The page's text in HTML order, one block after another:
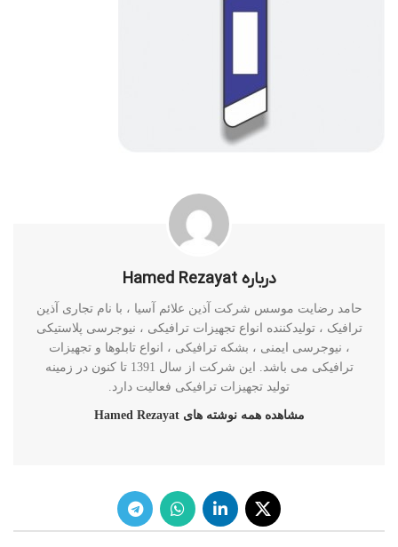
درباره Hamed Rezayat
حامد رضایت موسس شرکت آذین علائم آسیا ، با نام تجاری آذین
ترافیک ، تولیدکننده انواع تجهیزات ترافیکی ، نیوجرسی پلاستیکی
، نیوجرسی ایمنی ، بشکه ترافیکی ، انواع تابلوها و تجهیزات
ترافیکی می باشد. این شرکت از سال 1391 تا کنون در زمینه
تولید تجهیزات ترافیکی فعالیت دارد.
مشاهده همه نوشته های Hamed Rezayat